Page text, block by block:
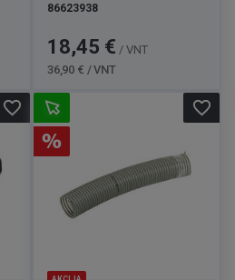
86623938
Kaina
18,45 € / VNT
36,90 € / VNT
favorite_border favorite_border